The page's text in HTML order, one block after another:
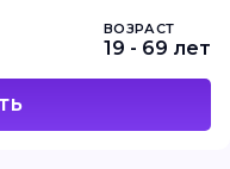
ВОЗРАСТ
19 - 69 лет